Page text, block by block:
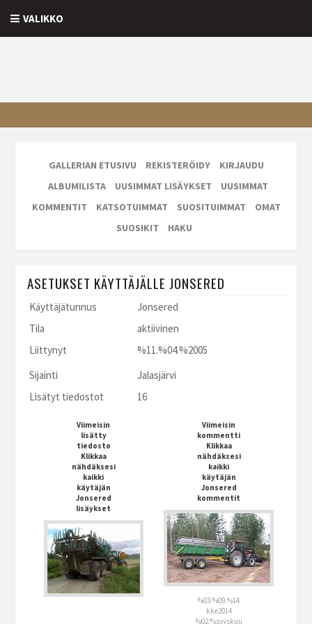
VALIKKO
GALLERIAN ETUSIVU REKISTERÖIDY
KIRJAUDU
ALBUMILISTA
UUSIMMAT LISÄYKSET
UUSIMMAT
KOMMENTIT
KATSOTUIMMAT SUOSITUIMMAT
OMAT
SUOSIKIT
HAKU
ASETUKSET KÄYTTÄJÄLLE JONSERED
Käyttäjätunnus
Jonsered
Tila
aktiivinen
Liittynyt
%11.%04.%2005
Sijainti
Jalasjärvi
Lisätyt tiedostot
16
Viimeisin
lisätty
tiedosto
Klikkaa
nähdäksesi
kaikki
käytäjän
Jonsered
lisäykset
Viimeisin
kommentti
Klikkaa
nähdäksesi
kaikki
käytäjän
Jonsered
kommentit
%03.%09.%14
kke2014
%02:%syyskuu